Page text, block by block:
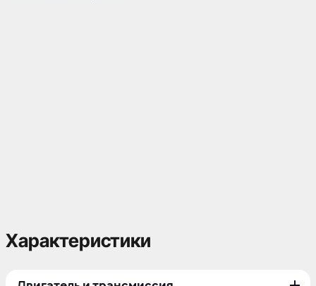
Характеристики